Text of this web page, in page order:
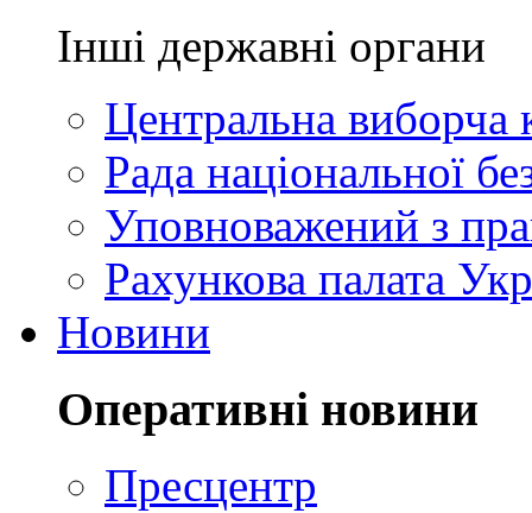
Інші державні органи
Центральна виборча
Рада національної
Уповноважений з
Рахункова палата
Новини
Оперативні новини
Пресцентр